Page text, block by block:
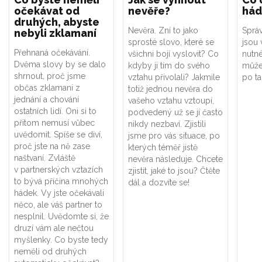
očekávat od
druhých, abyste
nebyli zklamaní
Přehnaná očekávání.
Dvěma slovy by se dalo
shrnout, proč jsme
občas zklamani z
jednání a chování
ostatních lidí. Oni si to
přitom nemusí vůbec
uvědomit. Spíše se diví,
proč jste na ně zase
naštvaní. Zvláště
v partnerských vztazích
to bývá příčina mnohých
hádek. Vy jste očekávali
něco, ale váš partner to
nesplnil. Uvědomte si, že
druzí vám ale nečtou
myšlenky. Co byste tedy
neměli od druhých
nevěře?
Nevěra. Zní to jako
sprosté slovo, které se
všichni bojí vyslovit? Co
kdyby ji tím do svého
vztahu přivolali? Jakmile
totiž jednou nevěra do
vašeho vztahu vztoupí,
podvedený už se jí často
nikdy nezbaví. Zjistili
jsme pro vás situace, po
kterých téměř jistě
nevěra následuje. Chcete
zjistit, jaké to jsou? Čtěte
dál a dozvíte se!
jsou
po